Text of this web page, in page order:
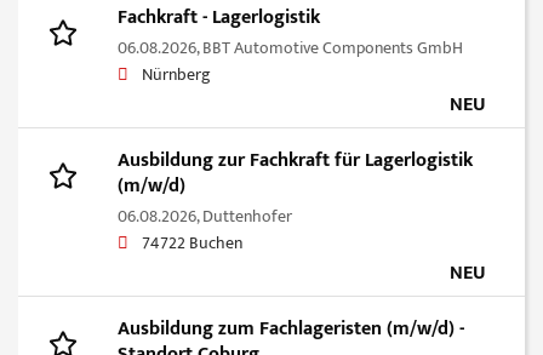
Fachkraft - Lagerlogistik
06.08.2026,BBT Automotive Components GmbH
Nürnberg
NEU
Ausbildung zur Fachkraft für Lagerlogistik
(m/w/d)
06.08.2026,Duttenhofer
74722 Buchen
NEU
Ausbildung zum Fachlageristen (m/w/d) -